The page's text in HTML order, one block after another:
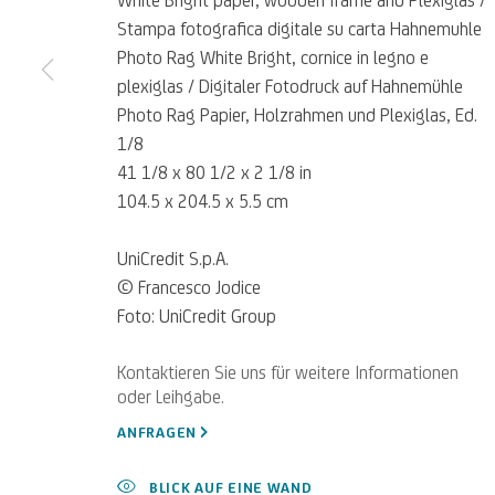
Empfehlungen , Leihanfragen
SCHREIBEN SIE UNS
Datenschutz Accessibility policy
Stampa fotografica digitale su carta Hahnemuhle
Photo Rag White Bright, cornice in legno e
plexiglas / Digitaler Fotodruck auf Hahnemühle
Photo Rag Papier, Holzrahmen und Plexiglas, Ed.
1/8
41 1/8 x 80 1/2 x 2 1/8 in
104.5 x 204.5 x 5.5 cm
UniCredit S.p.A.
© Francesco Jodice
Foto: UniCredit Group
ANFRAGEN
BLICK AUF EINE WAND